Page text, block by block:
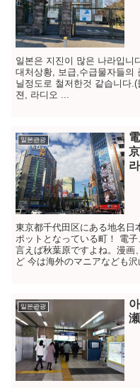
일본은 지진이 많은 나라입니
대처상황, 보급,수급물자들의
닐정도로 철저한것 같습니다
젼, 라디오 ...
일본관광
라
東京都千代田区にある地名日
ポットとなっている町！ 電
言えば秋葉原ですよね。漫画
ど 今は海外のマニアなども沢
일본관광